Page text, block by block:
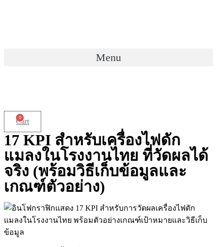
Menu
0
Cart
17 KPI สำหรับเครื่องไฟดัก
แมลงในโรงงานไทย ที่วัดผลได้
จริง (พร้อมวิธีเก็บข้อมูลและ
เกณฑ์ตัวอย่าง)